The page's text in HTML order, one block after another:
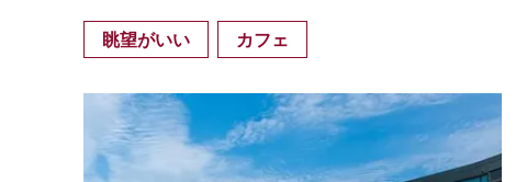
眺望がいい カフェ